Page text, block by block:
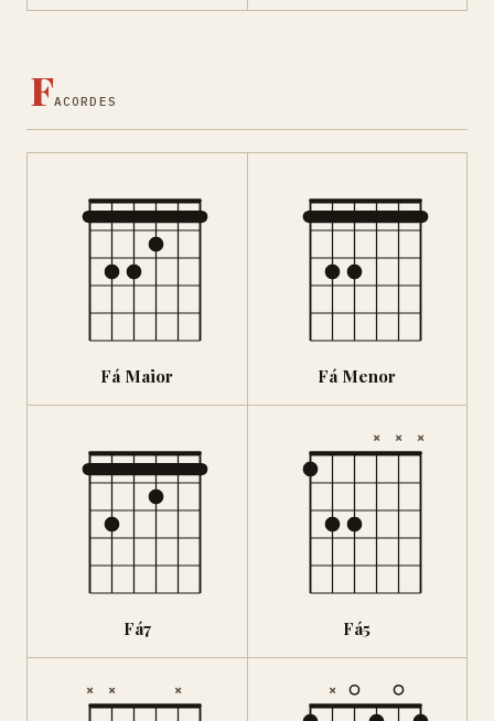
FACORDES
Fá Maior Fá Menor
Fá7
× × ×
Fá5
× × × ×